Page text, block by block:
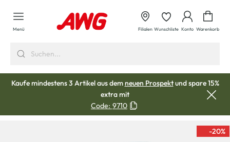
springen
Menü Filialen Wunschliste Konto Warenkorb
Kaufe mindestens 3 Artikel aus demneuen Prospektund spare 15%
extra mit
Code: 9710
-20%